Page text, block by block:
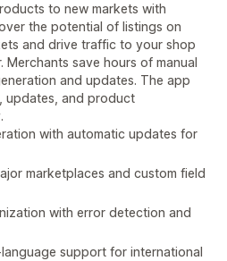
to new markets with
the potential of listings on
and drive traffic to your shop
Merchants save hours of manual
and updates. The app
updates, and product
with automatic updates for
marketplaces and custom field
with error detection and
support for international